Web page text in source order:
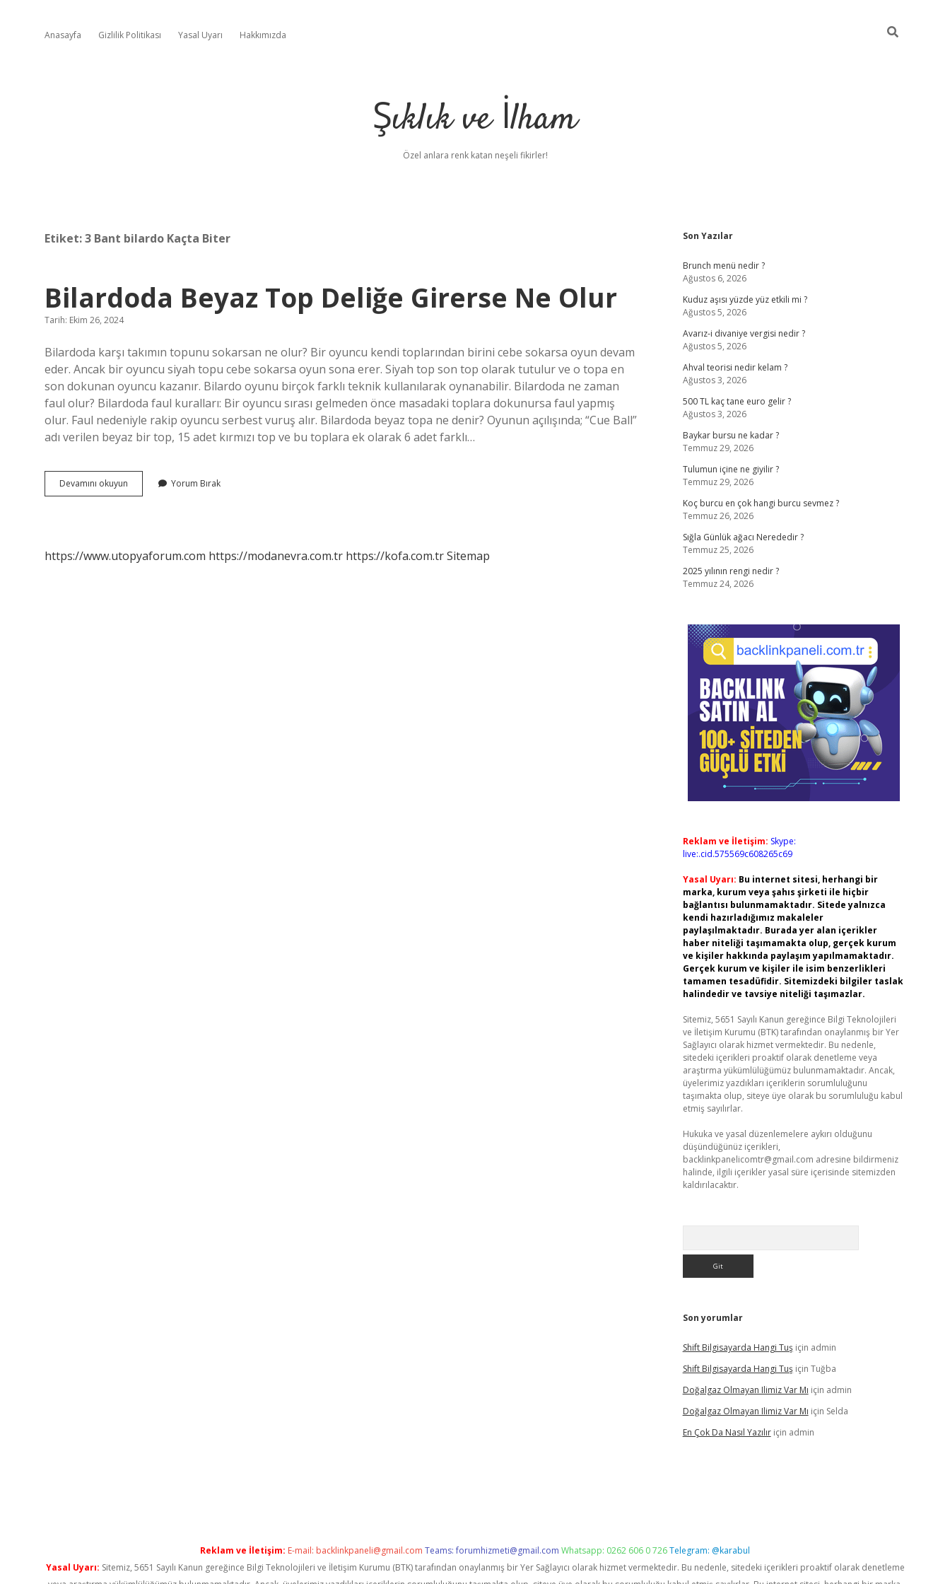
Anasayfa Gizlilik Politikası Yasal Uyarı Hakkımızda
Şıklık ve İlham
Özel anlara renk katan neşeli fikirler!
Etiket:3 Bant bilardo Kaçta Biter
Bilardoda Beyaz Top Deliğe Girerse Ne Olur
Tarih: Ekim 26, 2024
Bilardoda karşı takımın topunu sokarsan ne olur? Bir oyuncu kendi toplarından birini cebe sokarsa oyun devam
eder. Ancak bir oyuncu siyah topu cebe sokarsa oyun sona erer. Siyah top son top olarak tutulur ve o topa en
son dokunan oyuncu kazanır. Bilardo oyunu birçok farklı teknik kullanılarak oynanabilir. Bilardoda ne zaman
faul olur? Bilardoda faul kuralları: Bir oyuncu sırası gelmeden önce masadaki toplara dokunursa faul yapmış
olur. Faul nedeniyle rakip oyuncu serbest vuruş alır. Bilardoda beyaz topa ne denir? Oyunun açılışında; “Cue Ball”
adı verilen beyaz bir top, 15 adet kırmızı top ve bu toplara ek olarak 6 adet farklı…
Devamını okuyun Bilardoda
Beyaz
Olur
Yorum Bırak
https://www.utopyaforum.com https://modanevra.com.tr https://kofa.com.trSitemap
Sidebar
Son Yazılar
Brunch menü nedir ?
Ağustos 6, 2026
Kuduz aşısı yüzde yüz etkili mi ?
Ağustos 5, 2026
Avarız-i divaniye vergisi nedir ?
Ağustos 5, 2026
Ahval teorisi nedir kelam ?
Ağustos 3, 2026
500 TL kaç tane euro gelir ?
Ağustos 3, 2026
Baykar bursu ne kadar ?
Temmuz 29, 2026
Tulumun içine ne giyilir ?
Temmuz 29, 2026
Koç burcu en çok hangi burcu sevmez ?
Temmuz 26, 2026
Sığla Günlük ağacı Nerededir ?
Temmuz 25, 2026
2025 yılının rengi nedir ?
Temmuz 24, 2026
Reklam ve İletişim: Skype:
live:.cid.575569c608265c69
Yasal Uyarı: Bu internet sitesi, herhangi bir
marka, kurum veya şahıs şirketi ile hiçbir
bağlantısı bulunmamaktadır. Sitede yalnızca
kendi hazırladığımız makaleler
paylaşılmaktadır. Burada yer alan içerikler
haber niteliği taşımamakta olup, gerçek kurum
ve kişiler hakkında paylaşım yapılmamaktadır.
Gerçek kurum ve kişiler ile isim benzerlikleri
tamamen tesadüfidir. Sitemizdeki bilgiler taslak
halindedir ve tavsiye niteliği taşımazlar.
Sitemiz, 5651 Sayılı Kanun gereğince Bilgi Teknolojileri
ve İletişim Kurumu (BTK) tarafından onaylanmış bir Yer
Sağlayıcı olarak hizmet vermektedir. Bu nedenle,
sitedeki içerikleri proaktif olarak denetleme veya
araştırma yükümlülüğümüz bulunmamaktadır. Ancak,
üyelerimiz yazdıkları içeriklerin sorumluluğunu
taşımakta olup, siteye üye olarak bu sorumluluğu kabul
etmiş sayılırlar.
Hukuka ve yasal düzenlemelere aykırı olduğunu
düşündüğünüz içerikleri,
backlinkpanelicomtr@gmail.com adresine bildirmeniz
halinde, ilgili içerikler yasal süre içerisinde sitemizden
kaldırılacaktır.
Son yorumlar
Shift Bilgisayarda Hangi Tuşiçin admin
Shift Bilgisayarda Hangi Tuşiçin Tuğba
Doğalgaz Olmayan Ilimiz Var Mı için admin
Doğalgaz Olmayan Ilimiz Var Mı için Selda
En Çok Da Nasıl Yazılıriçin admin
Reklam ve İletişim: E-mail: backlinkpaneli@gmail.com Teams:forumhizmeti@gmail.com Whatsapp: 0262 606 0 726Telegram: @karabul
Yasal Uyarı: Sitemiz, 5651 Sayılı Kanun gereğince Bilgi Teknolojileri ve İletişim Kurumu (BTK) tarafından onaylanmış bir Yer Sağlayıcı olarak hizmet vermektedir. Bu nedenle, sitedeki içerikleri proaktif olarak denetleme